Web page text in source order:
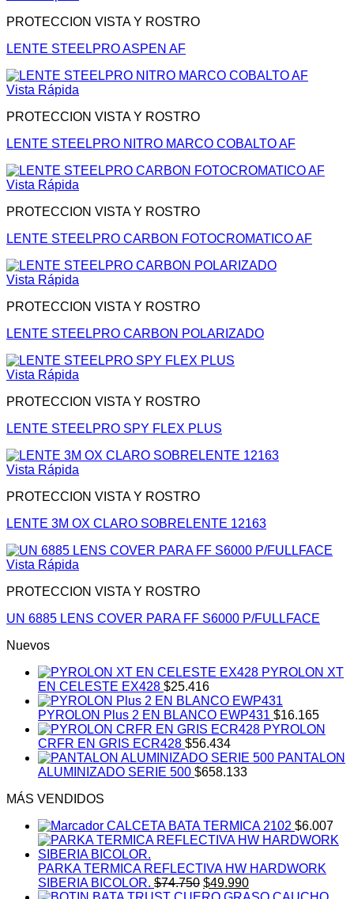
PROTECCION VISTA Y ROSTRO
LENTE STEELPRO ASPEN AF
Vista Rápida
PROTECCION VISTA Y ROSTRO
LENTE STEELPRO NITRO MARCO COBALTO AF
Vista Rápida
PROTECCION VISTA Y ROSTRO
LENTE STEELPRO CARBON FOTOCROMATICO AF
Vista Rápida
PROTECCION VISTA Y ROSTRO
LENTE STEELPRO CARBON POLARIZADO
Vista Rápida
PROTECCION VISTA Y ROSTRO
LENTE STEELPRO SPY FLEX PLUS
Vista Rápida
PROTECCION VISTA Y ROSTRO
LENTE 3M OX CLARO SOBRELENTE 12163
Vista Rápida
PROTECCION VISTA Y ROSTRO
UN 6885 LENS COVER PARA FF S6000 P/FULLFACE
Nuevos
PYROLON XT
EN CELESTE EX428 $25.416
PYROLON Plus 2 EN BLANCO EWP431 $16.165
PYROLON
CRFR EN GRIS ECR428 $56.434
PANTALON
ALUMINIZADO SERIE 500 $658.133
MÁS VENDIDOS
CALCETA BATA TERMICA 2102 $6.007
PARKA TERMICA REFLECTIVA HW HARDWORK
SIBERIA BICOLOR. $74.750 El
$49.990El